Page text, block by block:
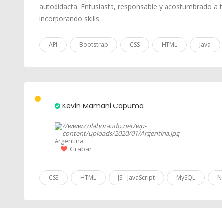
autodidacta. Entusiasta, responsable y acostumbrado
incorporando skills…
API Bootstrap CSS HTML Java
Kevin Mamani Capuma
Argentina
Grabar
CSS HTML JS - JavaScript MySQL